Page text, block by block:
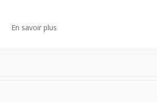
En savoir plus